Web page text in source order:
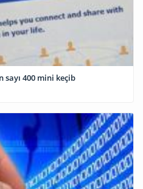
sayı 400 mini keçib